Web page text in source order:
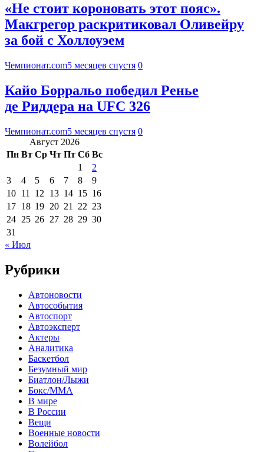
«Не стоит короновать этот пояс».
Макгрегор раскритиковал Оливейру
за бой с Холлоуэем
Чемпионат.com5 месяцев спустя 0
Кайо Борральо победил Ренье
де Риддера на UFC 326
Чемпионат.com5 месяцев спустя 0
Август 2026
Пн Вт Ср Чт Пт Сб Вс
1
2
3
4 5 6 7 8
9
10 11 12 13 14 15 16
17 18 19 20 21 22 23
24 25 26 27 28 29 30
31
« Июл
Рубрики
Автоновости
Автособытия
Автоспорт
Автоэксперт
Актеры
Аналитика
Баскетбол
Безумный мир
Биатлон/Лыжи
Бокс/MMA
В мире
В России
Вещи
Военные новости
Волейбол